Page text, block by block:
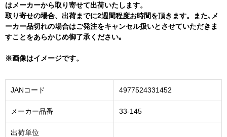
はメーカーから取り寄せて出荷いたします。
取り寄せの場合、出荷までに2週間程度お時間を頂きます。また､メ
ーカー品切れの場合はご発注をキャンセル扱いとさせていただきま
すことをあらかじめ御了承ください｡
※画像はイメージです。
JANコード 4977524331452
メーカー品番 33-145
出荷単位